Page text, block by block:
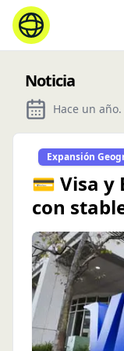
Noticia
Hace un año.
Expansión
💳 Visa y
con